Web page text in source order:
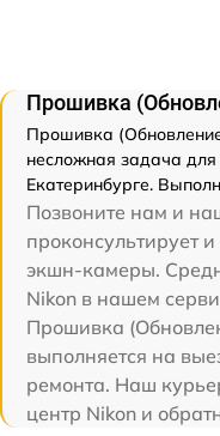
Прошивка
Прошивка
несложная задача
Екатеринбурге.
Позвоните нам и
проконсультирует
экшн-камеры.
Nikon в нашем
Прошивка
выполняется на
ремонта. Наш
центр Nikon и